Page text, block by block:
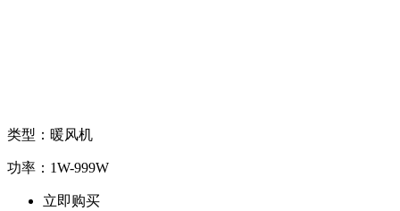
类型：暖风机
功率：1W-999W
立即购买